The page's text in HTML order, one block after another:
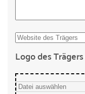
Logo des Trägers